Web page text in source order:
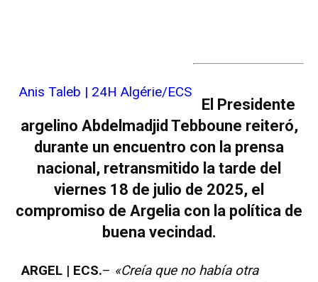
Anis Taleb | 24H Algérie/ECS
El Presidente
argelino Abdelmadjid Tebboune reiteró,
durante un encuentro con la prensa
nacional, retransmitido la tarde del
viernes 18 de julio de 2025, el
compromiso de Argelia con la política de
buena vecindad.
ARGEL | ECS.– «Creía que no había otra